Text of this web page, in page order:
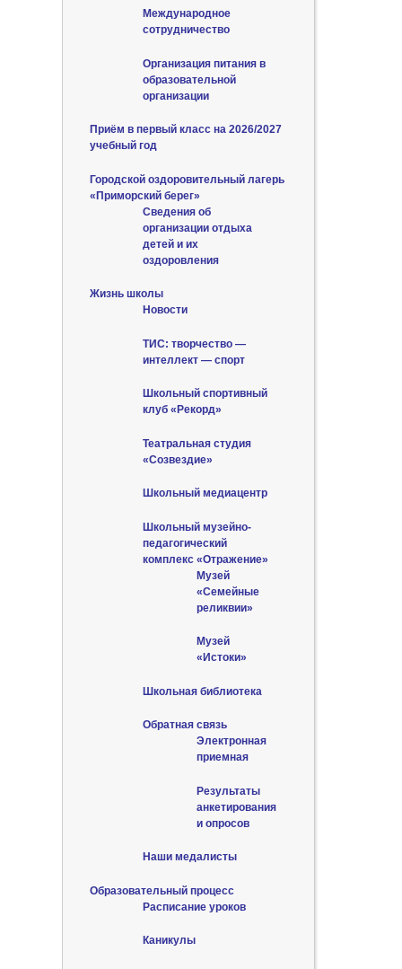
Международное
сотрудничество
Организация питания в
образовательной
организации
Приём в первый класс на 2026/2027
учебный год
Городской оздоровительный лагерь
«Приморский берег»
Сведения об
организации отдыха
детей и их
оздоровления
Жизнь школы
Новости
ТИС: творчество —
интеллект — спорт
Школьный спортивный
клуб «Рекорд»
Театральная студия
«Созвездие»
Школьный медиацентр
Школьный музейно-
педагогический
комплекс «Отражение»
Музей
«Семейные
реликвии»
Музей
«Истоки»
Школьная библиотека
Обратная связь
Электронная
приемная
Результаты
анкетирования
и опросов
Наши медалисты
Образовательный процесс
Расписание уроков
Каникулы